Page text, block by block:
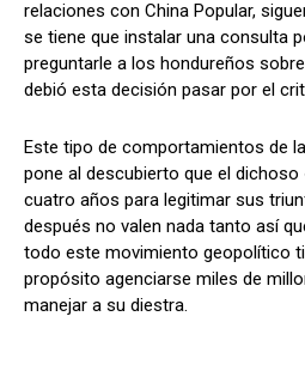
relaciones con China Popular,
se tiene que instalar una consulta
preguntarle a los hondureños
debió esta decisión pasar por el
Este tipo de comportamientos de
pone al descubierto que el
cuatro años para legitimar sus
después no valen nada tanto así
todo este movimiento geopolítico
propósito agenciarse miles de
manejar a su diestra.